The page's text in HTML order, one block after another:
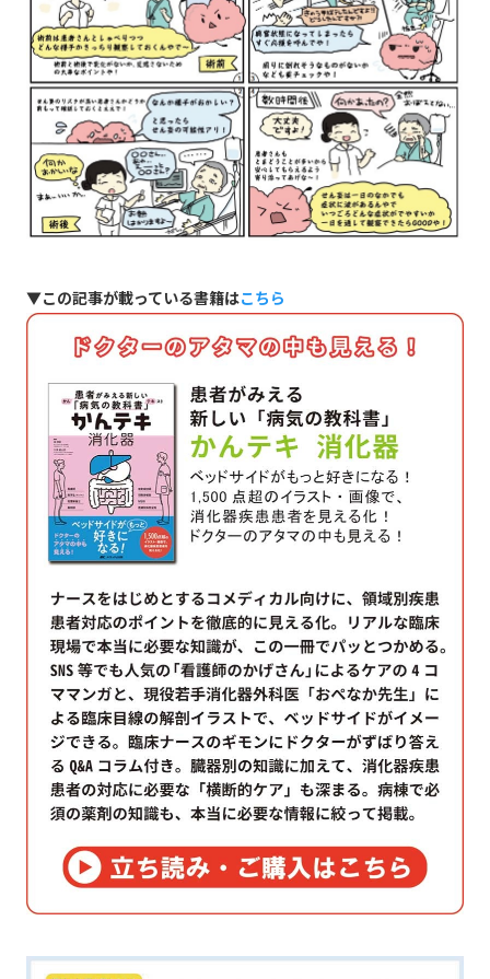
▼この記事が載っている書籍はこちら